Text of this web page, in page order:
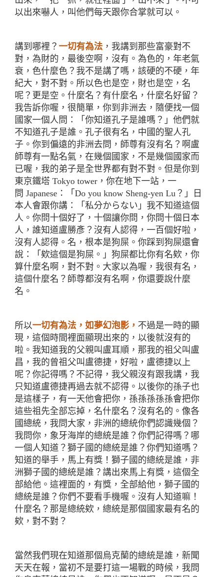
以出來嚇人，叫他們每天跟你合掌就可以。
講到哪裡？ 一切有為法 ，我講到那些富豪對不
對，為財的，最後空啊，沒有。為色的，年老氣
衰，色什麼色？我不是講了嗎，該硬的不硬，年
紀大，對不對。所以色也是空，財也是空，名
呢？更是空。什麼名？有什麼名，什麼名好留？
我告訴你喔，很簡單，你到非洲去，隨便找一個
國家一個人問：「你知道孔子是誰嗎？」他們就
不知道孔子是誰。孔子很有名，中國的聖人孔
子。你到偏遠的非洲去問，師尊有沒有名？啊盧
師尊有一點名氣，在幾個國家，不是幾個國家而
已喔，我的弟子是全世界都有對不對。但是你到
東京鐵塔 Tokyo tower ，你在地下一站，一
問 Japanese ：「 Do you know Sheng-yen Lu ？」日
本人會跟你講 ：「私分からない」 我不知道這個
人。你問十個好了，十個讓你問，你問十個日本
人，誰知道盧勝彥？沒有人認得，一百個好啦，
沒有人認得。名，根本是狗屎。你踩到狗屎還會
說：「欸這個是狗屎。」狗屎都比你有名欸，你
算什麼名啊，對不對。大家以為喔，我很有名，
這個什麼名？師尊都沒有名啊，你還要說什麼
名。
所以一切有為法，如夢幻泡影， 不過是一時的顯
現，這個時間裡面顯現出來的，以後就沒有的
啦。我知道我的父親叫盧耳順，那我的祖父叫盧
昌，我的曾祖父叫盧德捷，好啦，盧德捷以上
呢？你記得嗎？不記得，我父親沒有跟我講，我
只知道盧德捷再過去就不認得。以後你的孫子也
是這樣子，有一天他會把你，孫孫孫孫孫會把你
這些祖先全部忘掉，名什麼名？沒有名的。像各
國總統，我問大家，非洲的總統你們認識幾個？
我問你，象牙海岸的總統是誰？你們記得嗎？哪
一個人知道？獅子國的總統是誰？你們知道嗎？
知道的舉手，馬上有獎！獅子國的總統是誰，非
洲獅子國的總統是誰？講出來馬上有獎，這個全
部給他。這裡面的，有獎，全部給他，獅子國的
總統是誰？你們不要看手機喔。沒有人知道嘛！
什麼名？那是總統欸，總統是那個國家最有名的
欸，對不對？
當然我們現在知道那個烏克蘭的總統是誰，新聞
天天在報，當初不是要打這一場戰的時候，我問